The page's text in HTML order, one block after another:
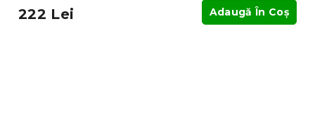
222 Lei Adaugă În Coş